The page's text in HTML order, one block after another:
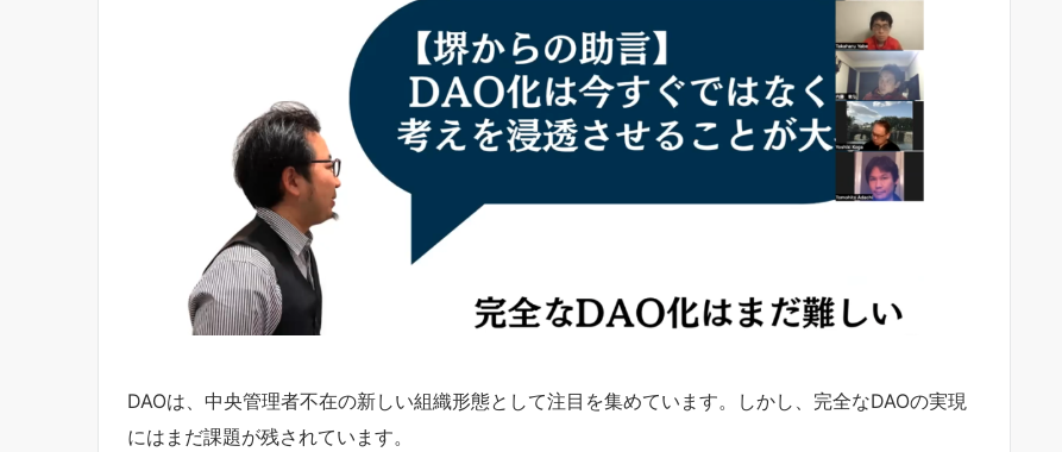
DAOは、中央管理者不在の新しい組織形態として注目を集めています。しかし、完全なDAOの実現
にはまだ課題が残されています。